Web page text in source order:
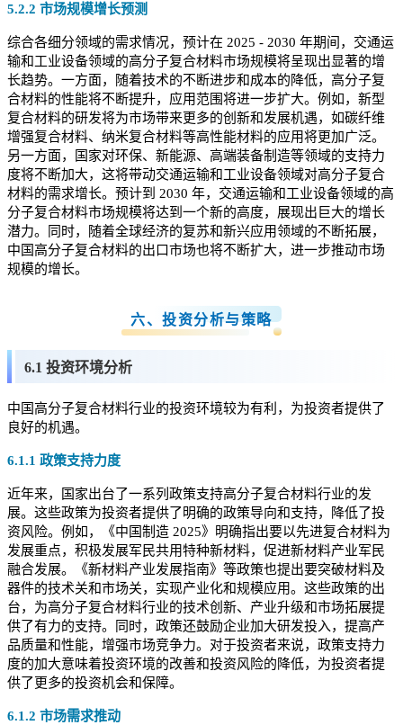
5.2.2 市场规模增长预测
综合各细分领域的需求情况，预计在 2025 - 2030 年期间，交通运
输和工业设备领域的高分子复合材料市场规模将呈现出显著的增
长趋势。一方面，随着技术的不断进步和成本的降低，高分子复
合材料的性能将不断提升，应用范围将进一步扩大。例如，新型
复合材料的研发将为市场带来更多的创新和发展机遇，如碳纤维
增强复合材料、纳米复合材料等高性能材料的应用将更加广泛。
另一方面，国家对环保、新能源、高端装备制造等领域的支持力
度将不断加大，这将带动交通运输和工业设备领域对高分子复合
材料的需求增长。预计到 2030 年，交通运输和工业设备领域的高
分子复合材料市场规模将达到一个新的高度，展现出巨大的增长
潜力。同时，随着全球经济的复苏和新兴应用领域的不断拓展，
中国高分子复合材料的出口市场也将不断扩大，进一步推动市场
规模的增长。
六、投资分析与策略
6.1 投资环境分析
中国高分子复合材料行业的投资环境较为有利，为投资者提供了
良好的机遇。
6.1.1 政策支持力度
近年来，国家出台了一系列政策支持高分子复合材料行业的发
展。这些政策为投资者提供了明确的政策导向和支持，降低了投
资风险。例如，《中国制造 2025》明确指出要以先进复合材料为
发展重点，积极发展军民共用特种新材料，促进新材料产业军民
融合发展。《新材料产业发展指南》等政策也提出要突破材料及
器件的技术关和市场关，实现产业化和规模应用。这些政策的出
台，为高分子复合材料行业的技术创新、产业升级和市场拓展提
供了有力的支持。同时，政策还鼓励企业加大研发投入，提高产
品质量和性能，增强市场竞争力。对于投资者来说，政策支持力
度的加大意味着投资环境的改善和投资风险的降低，为投资者提
供了更多的投资机会和保障。
6.1.2 市场需求推动